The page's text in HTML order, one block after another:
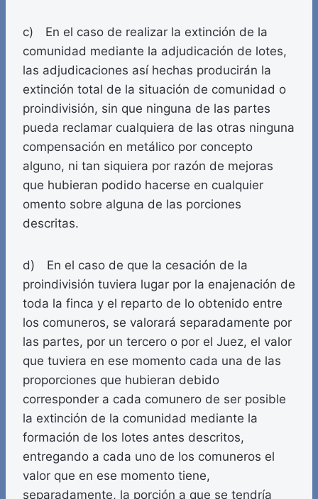
c) En el caso de realizar la extinción de la
comunidad mediante la adjudicación de lotes,
las adjudicaciones así hechas producirán la
extinción total de la situación de comunidad o
proindivisión, sin que ninguna de las partes
pueda reclamar cualquiera de las otras ninguna
compensación en metálico por concepto
alguno, ni tan siquiera por razón de mejoras
que hubieran podido hacerse en cualquier
omento sobre alguna de las porciones
descritas.
d) En el caso de que la cesación de la
proindivisión tuviera lugar por la enajenación de
toda la finca y el reparto de lo obtenido entre
los comuneros, se valorará separadamente por
las partes, por un tercero o por el Juez, el valor
que tuviera en ese momento cada una de las
proporciones que hubieran debido
corresponder a cada comunero de ser posible
la extinción de la comunidad mediante la
formación de los lotes antes descritos,
entregando a cada uno de los comuneros el
valor que en ese momento tiene,
separadamente, la porción a que se tendría